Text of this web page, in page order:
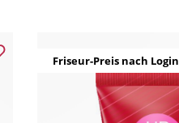
Friseur-Preis nach Login